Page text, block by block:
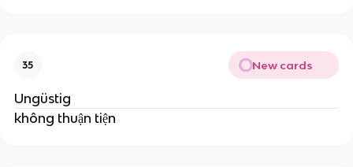
35 New cards
Ungüstig
không thuận tiện